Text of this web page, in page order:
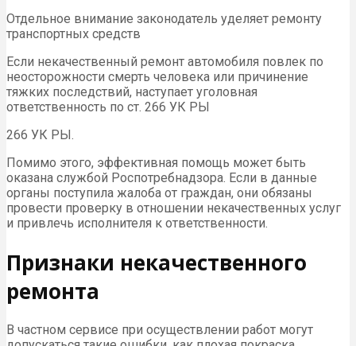
Отдельное внимание законодатель уделяет ремонту
транспортных средств
Если некачественный ремонт автомобиля повлек по
неосторожности смерть человека или причинение
тяжких последствий, наступает уголовная
ответственность по ст. 266 УК РЫ
266 УК РЫ.
Помимо этого, эффективная помощь может быть
оказана службой Роспотребнадзора. Если в данные
органы поступила жалоба от граждан, они обязаны
провести проверку в отношении некачественных услуг
и привлечь исполнителя к ответственности.
Признаки некачественного
ремонта
В частном сервисе при осуществлении работ могут